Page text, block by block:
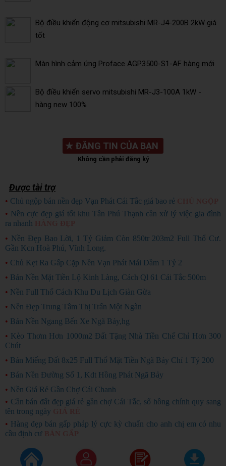
Bộ điều khiển động cơ mitsubishi MR-J4-200B 2kW giá
tốt
Màn hình cảm ứng Proface AGP3500-S1-AF hàng mới
Bộ điều khiển servo mitsubishi MR-J3-100A 1kW -
hàng new 100%
★ ĐĂNG TIN CỦA BẠN
Không cần phải đăng ký
Được tài trợ
• Chủ ngộp bán nền đẹp Vạn Phát Cái Tắc giá bao rẻ
• Nền cực đẹp giá tốt khu Tân Phú Thạnh cần xử lý việc gia đình
ra nhanh
• Nền Đẹp Bao Lời, 1 Tỷ Giảm Còn 850tr 203m2 Full Thổ Cư.
Gần Kcn Hoà Phú, Vĩnh Long.
• Chủ Kẹt Ra Gấp Cặp Nền Vạn Phát Mái Dầm 1 Tỷ 2
• Bán Nền Mặt Tiền Lộ Kinh Làng, Cách Ql 61 Cái Tắc 500m
• Nền Full Thổ Cách Khu Du Lịch Giàn Gừa
• Nền Đẹp Trung Tâm Thị Trấn Một Ngàn
• Bán Nền Ngang Bến Xe Ngã Bảy,hg
• Kèo Thơm Hơn 1000m2 Đất Tặng Nhà Tiền Chế Chỉ Hơn 300
Chút
• Bán Miếng Đất 8x25 Full Thổ Mặt Tiền Ngã Bảy Chỉ 1 Tỷ 200
• Bán Nền Đường Số 1, Kdt Hồng Phát Ngã Bảy
• Nền Giá Rẻ Gần Chợ Cái Chanh
• Cần bán đất đẹp giá rẻ gần chợ Cái Tắc, sổ hồng chính quy sang
tên trong ngày
• Hàng đẹp bán gấp pháp lý cực kỳ chuẩn cho anh chị em có nhu
cầu định cư
Copyright © 2026
Rao Vặt Miễn Phí